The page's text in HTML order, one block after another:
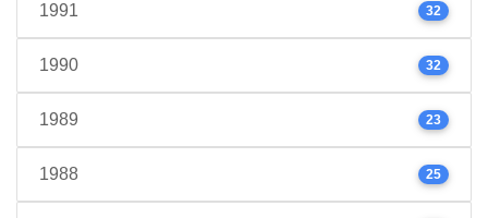
1991 32
1990 32
1989 23
1988 25